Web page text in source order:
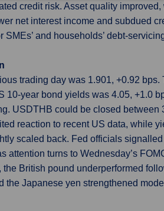
credit risk. Asset quality
net interest income and subdued
and households’ debt-
trading day was 1.901, +0.92
10-year bond yields was 4.05, +1.0
USDTHB could be closed
reaction to recent US data, while
scaled back. Fed officials
turns to Wednesday’s
British pound underperformed
Japanese yen strengthened